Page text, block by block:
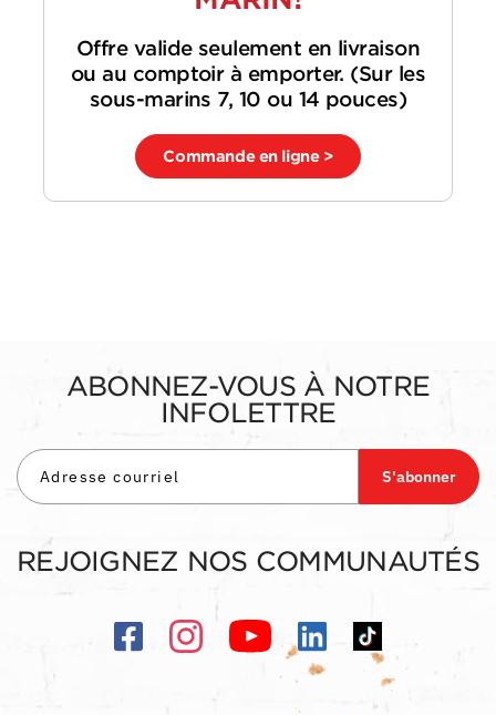
Offre valide seulement en livraison
ou au comptoir à emporter. (Sur les
sous-marins 7, 10 ou 14 pouces)
Commande en ligne >
ABONNEZ-VOUS À NOTRE
INFOLETTRE
S'abonner
REJOIGNEZ NOS COMMUNAUTÉS